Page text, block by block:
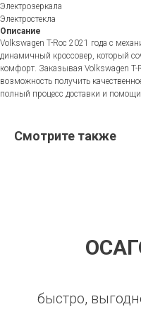
Электрозеркала
Электростекла
Описание
Volkswagen T-Roc 2021 года с
динамичный кроссовер, который
комфорт. Заказывая Volkswagen T-
возможность получить
полный процесс доставки и
Смотрите также
быстро,